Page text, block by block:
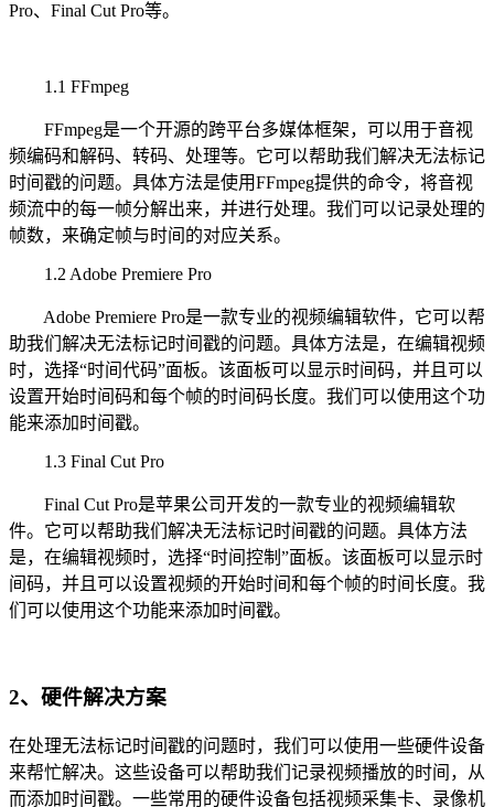
Pro、Final Cut Pro等。
1.1 FFmpeg
FFmpeg是一个开源的跨平台多媒体框架，可以用于音视
频编码和解码、转码、处理等。它可以帮助我们解决无法标记
时间戳的问题。具体方法是使用FFmpeg提供的命令，将音视
频流中的每一帧分解出来，并进行处理。我们可以记录处理的
帧数，来确定帧与时间的对应关系。
1.2 Adobe Premiere Pro
Adobe Premiere Pro是一款专业的视频编辑软件，它可以帮
助我们解决无法标记时间戳的问题。具体方法是，在编辑视频
时，选择“时间代码”面板。该面板可以显示时间码，并且可以
设置开始时间码和每个帧的时间码长度。我们可以使用这个功
能来添加时间戳。
1.3 Final Cut Pro
Final Cut Pro是苹果公司开发的一款专业的视频编辑软
件。它可以帮助我们解决无法标记时间戳的问题。具体方法
是，在编辑视频时，选择“时间控制”面板。该面板可以显示时
间码，并且可以设置视频的开始时间和每个帧的时间长度。我
们可以使用这个功能来添加时间戳。
2、硬件解决方案
在处理无法标记时间戳的问题时，我们可以使用一些硬件设备
来帮忙解决。这些设备可以帮助我们记录视频播放的时间，从
而添加时间戳。一些常用的硬件设备包括视频采集卡、录像机